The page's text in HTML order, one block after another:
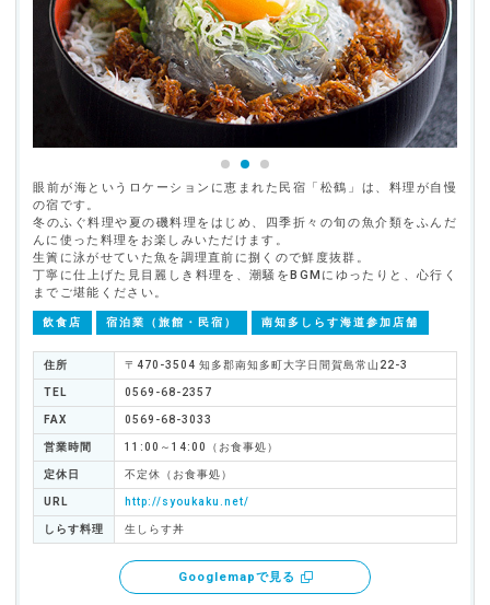
眼前が海というロケーションに恵まれた民宿「松鶴」は、料理が自慢
の宿です。
冬のふぐ料理や夏の磯料理をはじめ、四季折々の旬の魚介類をふんだ
んに使った料理をお楽しみいただけます。
生簀に泳がせていた魚を調理直前に捌くので鮮度抜群。
丁寧に仕上げた見目麗しき料理を、潮騒をBGMにゆったりと、心行く
までご堪能ください。
飲食店 宿泊業（旅館・民宿） 南知多しらす海道参加店舗
住所 〒470-3504 知多郡南知多町大字日間賀島常山22-3
TEL 0569-68-2357
FAX 0569-68-3033
営業時間 11:00～14:00（お食事処）
定休日 不定休（お食事処）
URL http://syoukaku.net/
しらす料理 生しらす丼
Googlemapで見る